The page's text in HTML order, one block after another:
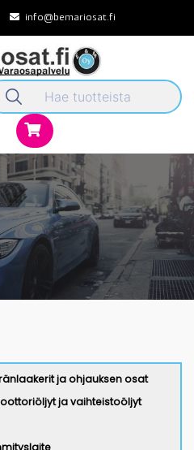
info@bemariosat.fi
ja ohjauksen osat
ja vaihteistoöljyt